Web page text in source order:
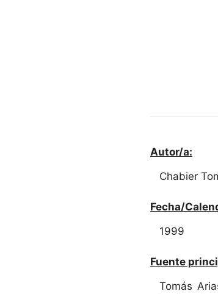
Autor/a:
Chabier
Fecha/
1999
Fuente
Tomás